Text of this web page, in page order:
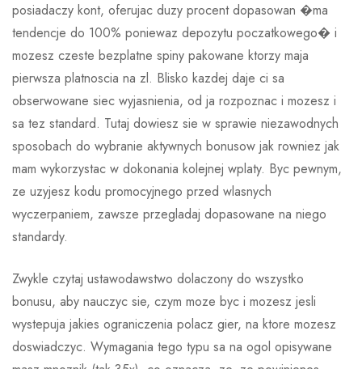
posiadaczy kont, oferujac duzy procent dopasowan �ma
tendencje do 100% poniewaz depozytu poczatkowego� i
mozesz czeste bezplatne spiny pakowane ktorzy maja
pierwsza platnoscia na zl. Blisko kazdej daje ci sa
obserwowane siec wyjasnienia, od ja rozpoznac i mozesz i
sa tez standard. Tutaj dowiesz sie w sprawie niezawodnych
sposobach do wybranie aktywnych bonusow jak rowniez jak
mam wykorzystac w dokonania kolejnej wplaty. Byc pewnym,
ze uzyjesz kodu promocyjnego przed wlasnych
wyczerpaniem, zawsze przegladaj dopasowane na niego
standardy.
Zwykle czytaj ustawodawstwo dolaczony do wszystko
bonusu, aby nauczyc sie, czym moze byc i mozesz jesli
wystepuja jakies ograniczenia polacz gier, na ktore mozesz
doswiadczyc. Wymagania tego typu sa na ogol opisywane